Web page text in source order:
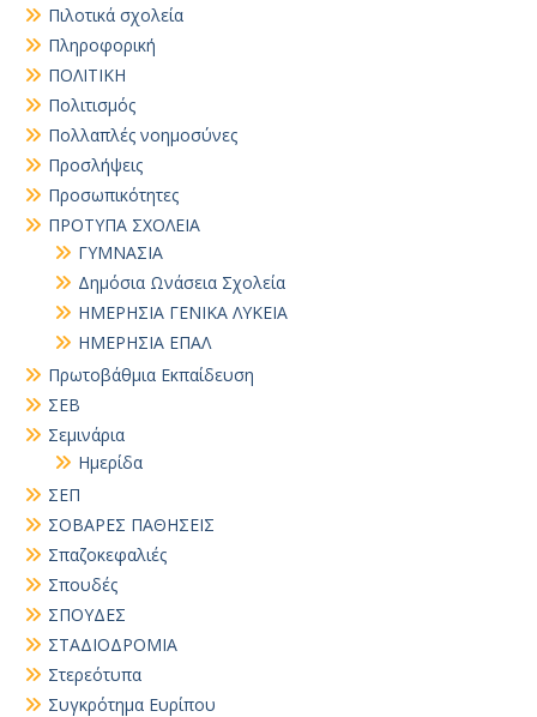
Πιλοτικά σχολεία
Πληροφορική
ΠΟΛΙΤΙΚΗ
Πολιτισμός
Πολλαπλές νοημοσύνες
Προσλήψεις
Προσωπικότητες
ΠΡΟΤΥΠΑ ΣΧΟΛΕΙΑ
ΓΥΜΝΑΣΙΑ
Δημόσια Ωνάσεια Σχολεία
ΗΜΕΡΗΣΙΑ ΓΕΝΙΚΑ ΛΥΚΕΙΑ
ΗΜΕΡΗΣΙΑ ΕΠΑΛ
Πρωτοβάθμια Εκπαίδευση
ΣΕΒ
Σεμινάρια
Ημερίδα
ΣΕΠ
ΣΟΒΑΡΕΣ ΠΑΘΗΣΕΙΣ
Σπαζοκεφαλιές
Σπουδές
ΣΠΟΥΔΕΣ
ΣΤΑΔΙΟΔΡΟΜΙΑ
Στερεότυπα
Συγκρότημα Ευρίπου